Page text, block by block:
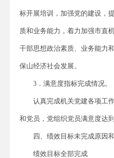
标开展培训，加强党的建设，
质和业务能力，着力加强市直
干部思想政治素质、业务能力
保山经济社会发展。
3．满意度指标完成情况。
认真完成机关党建各项工
和党员，党组织党员满意度达到
四、绩效目标未完成原因
绩效目标全部完成